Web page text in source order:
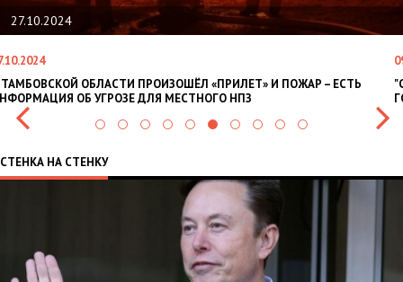
27.10.2024
ОБЛАСТИ ПРОИЗОШЁЛ «ПРИЛЕТ» И ПОЖАР – ЕСТЬ
ОБ УГРОЗЕ ДЛЯ МЕСТНОГО НПЗ
СТЕНКА НА СТЕНКУ